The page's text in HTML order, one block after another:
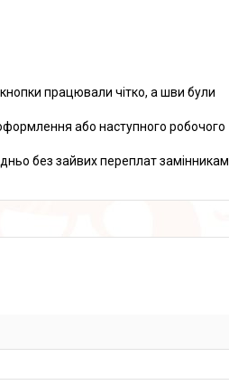
працювали чітко, а шви були
або наступного робочого
без зайвих переплат замінникам.